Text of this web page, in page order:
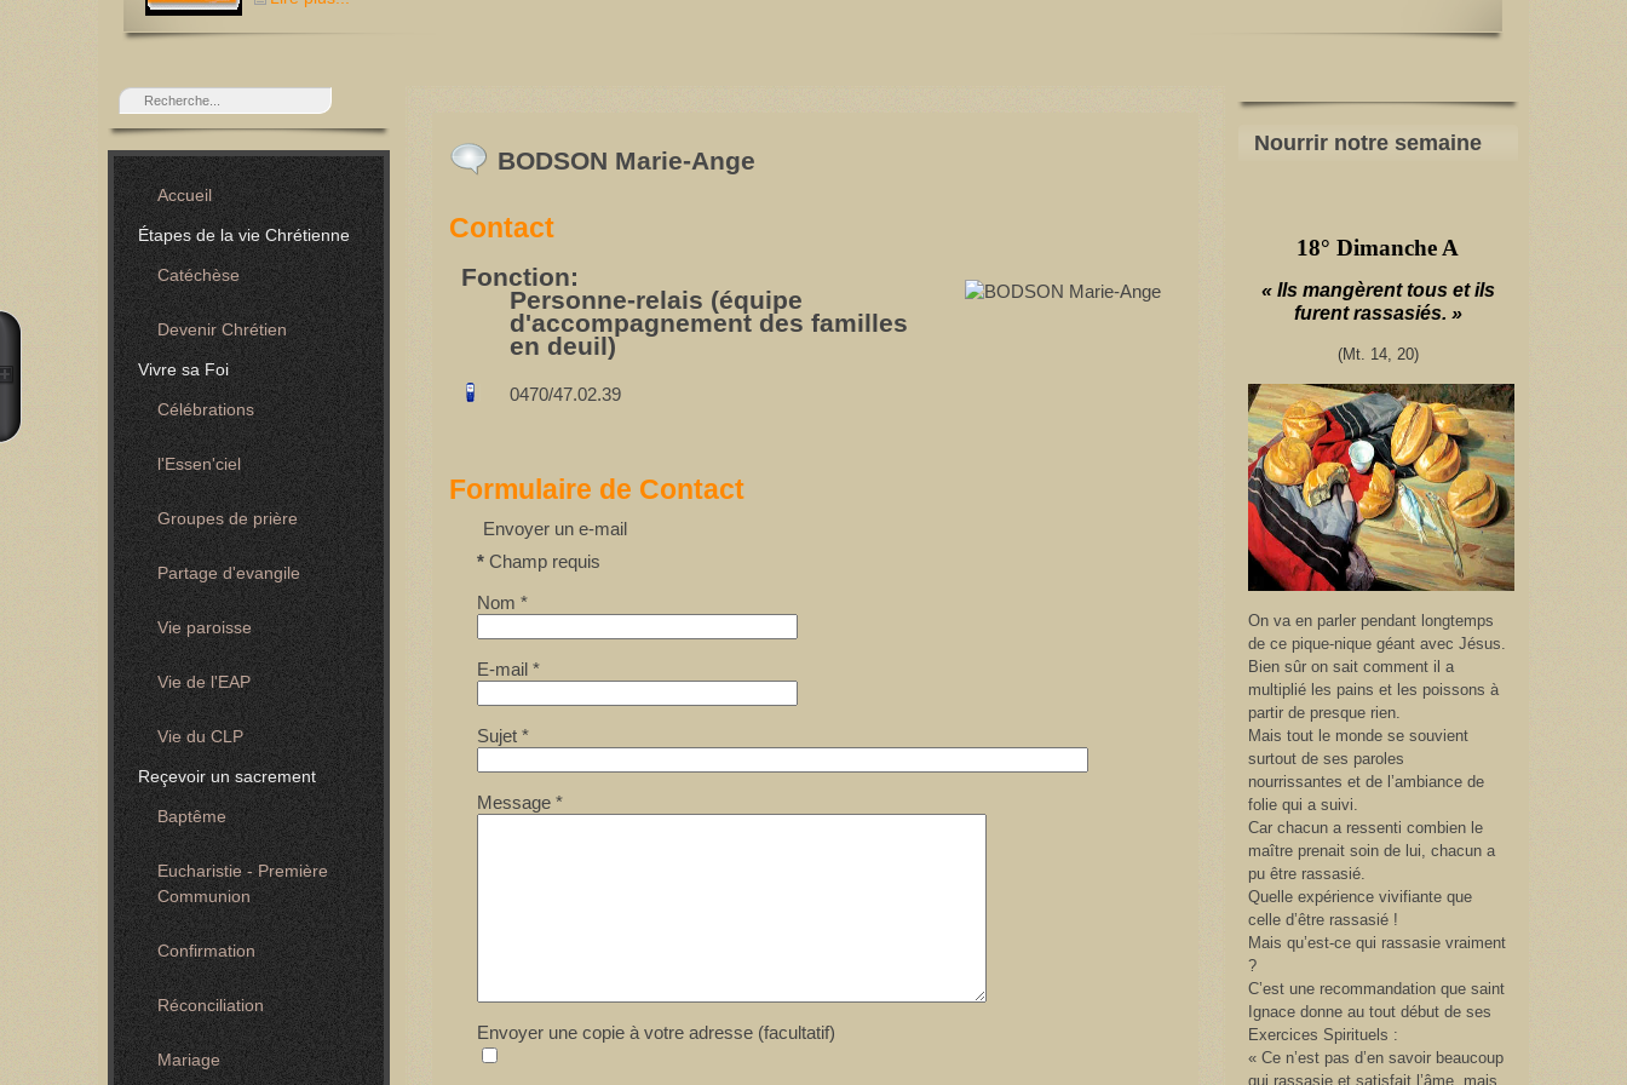
Accueil
Étapes de la vie Chrétienne
Catéchèse
Devenir Chrétien
Vivre sa Foi
Célébrations
l'Essen'ciel
Groupes de prière
Partage d'evangile
Vie paroisse
Vie de l'EAP
Vie du CLP
Reçevoir un sacrement
Baptême
Eucharistie - Première
Communion
Confirmation
Réconciliation
Mariage
BODSON Marie-Ange
Contact
Fonction:
Personne-relais (équipe
d'accompagnement des familles
en deuil)
0470/47.02.39
Formulaire de Contact
Envoyer un e-mail
* Champ requis
Nom *
E-mail *
Sujet *
Message *
Envoyer une copie à votre adresse (facultatif)
Nourrir notre semaine
18° Dimanche A
« Ils mangèrent tous et ils
furent rassasiés. »
(Mt. 14, 20)
On va en parler pendant longtemps
de ce pique-nique géant avec Jésus.
Bien sûr on sait comment il a
multiplié les pains et les poissons à
partir de presque rien.
Mais tout le monde se souvient
surtout de ses paroles
nourrissantes et de l’ambiance de
folie qui a suivi.
Car chacun a ressenti combien le
maître prenait soin de lui, chacun a
pu être rassasié.
Quelle expérience vivifiante que
celle d’être rassasié !
Mais qu’est-ce qui rassasie vraiment
?
C’est une recommandation que saint
Ignace donne au tout début de ses
Exercices Spirituels :
« Ce n’est pas d’en savoir beaucoup
qui rassasie et satisfait l’âme, mais